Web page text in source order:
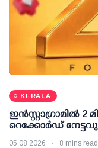
KERALA
ഇന്‍സ്റ്റാഗ്രാമില്‍
റെക്കോര്‍ഡ്
05 08 2026 8 mins read